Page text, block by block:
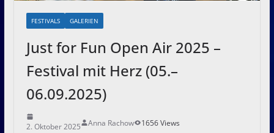
FESTIVALS GALERIEN
Just for Fun Open Air 2025 –
Festival mit Herz (05.–
06.09.2025)
2. Oktober 2025 Anna Rachow
1656 Views